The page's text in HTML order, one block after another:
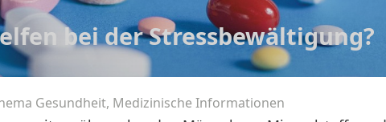
bei der Stressbewältigung?
Gesundheit, Medizinische Informationen